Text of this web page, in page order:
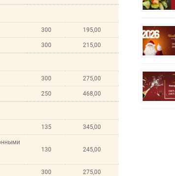
300 195,00
300 215,00
300 275,00
250 468,00
135 345,00
130 245,00
300 275,00